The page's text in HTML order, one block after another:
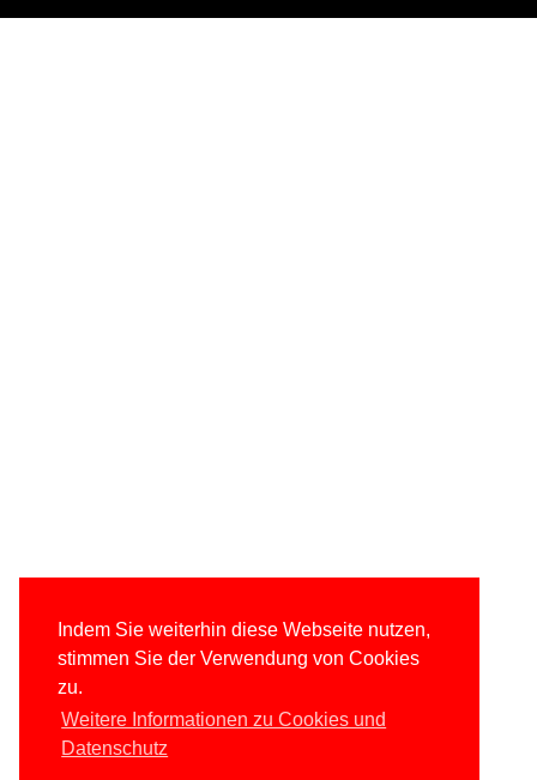
Indem Sie weiterhin diese Webseite nutzen,
stimmen Sie der Verwendung von Cookies
zu.
Weitere Informationen zu Cookies und
Datenschutz